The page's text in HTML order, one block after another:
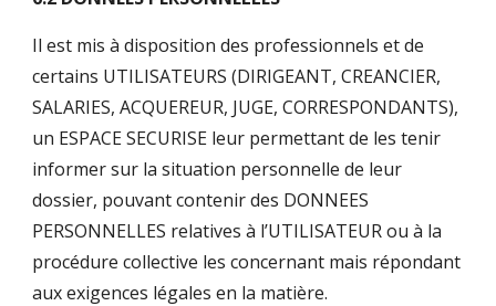
Il est mis à disposition des professionnels et de
certains UTILISATEURS (DIRIGEANT, CREANCIER,
SALARIES, ACQUEREUR, JUGE, CORRESPONDANTS),
un ESPACE SECURISE leur permettant de les tenir
informer sur la situation personnelle de leur
dossier, pouvant contenir des DONNEES
PERSONNELLES relatives à l’UTILISATEUR ou à la
procédure collective les concernant mais répondant
aux exigences légales en la matière.